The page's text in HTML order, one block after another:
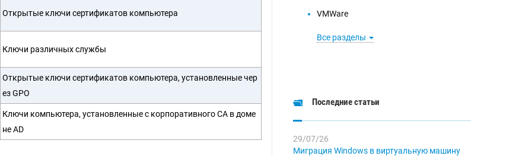
Открытые ключи сертификатов компьютера
Ключи различных службы
Открытые ключи сертификатов компьютера, установленные чер
ез GPO
Ключи компьютера, установленные с корпоративного CA в доме
не AD
VMWare
Все разделы
Последние статьи
29/07/26
Миграция Windows в виртуальную машину